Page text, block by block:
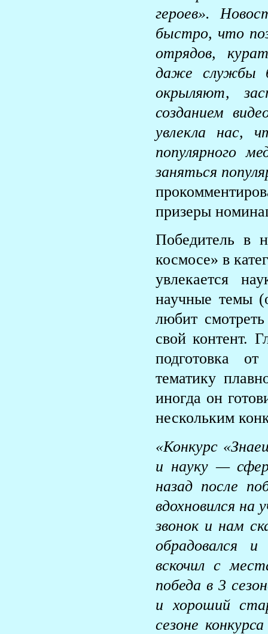
героев».
быстро, что
отрядов,
даже службы
окрыляют,
созданием
увлекла нас,
популярного
заняться
призеры
Победитель в
космосе» в
увлекается
научные темы
любит
свой контент.
подготовка
тематику
иногда он
нескольким
«Конкурс
и науку —
назад после
вдохновился на
звонок и нам
обрадовался и
вскочил с
победа в 3
и хороший
сезоне